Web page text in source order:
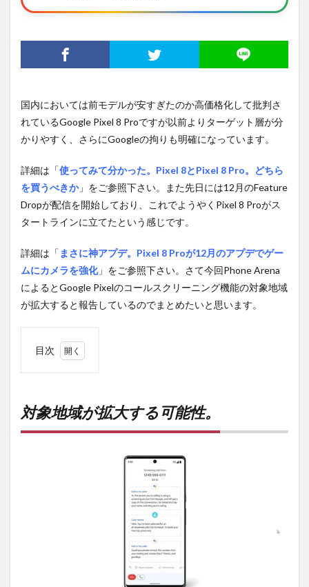
国内においては前モデルが安すぎたのか高価格化して批判さ
れているGoogle Pixel 8 Proですが以前よりターゲット層が分
かりやすく、さらにGoogleの拘りも明確になっています。
詳細は「使ってみて分かった。Pixel 8とPixel 8 Pro。どちら
を買うべきか」をご参照下さい。また先日には12月のFeature
Dropが配信を開始しており、これでようやくPixel 8 Proがス
タートラインに立てたという感じです。
詳細は「 まさに神アプデ。Pixel 8 Proが12月のアプデでゲー
ムにカメラを強化」をご参照下さい。さて今回Phone Arena
によるとGoogle Pixelのコールスクリーニング機能の対象地域
が拡大すると報告しているのでまとめたいと思います。
目次
が拡
大す
る可
対象地域が拡大する可能性。